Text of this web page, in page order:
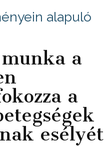
alapuló
a
a
esélyét